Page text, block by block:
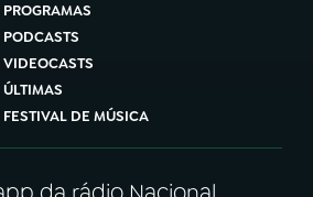
PROGRAMAS
PODCASTS
VIDEOCASTS
ÚLTIMAS
FESTIVAL DE MÚSICA